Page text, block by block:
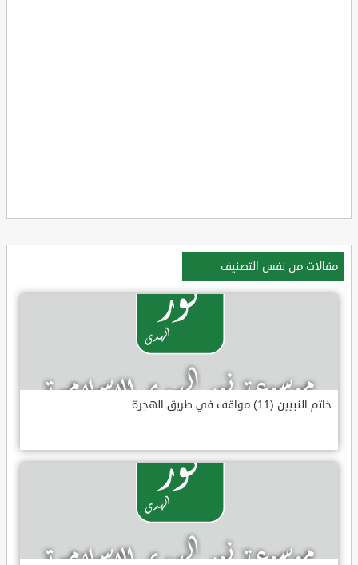
مقالات من نفس التصنيف
خاتم النبيين (11) مواقف في طريق الهجرة